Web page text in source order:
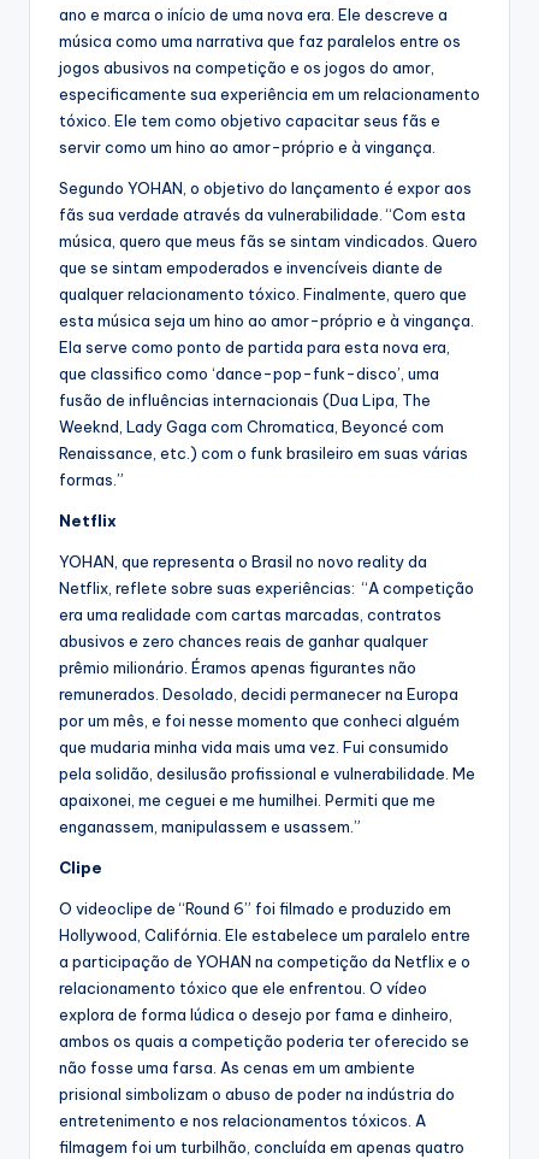
ano e marca o início de uma nova era. Ele descreve a
música como uma narrativa que faz paralelos entre os
jogos abusivos na competição e os jogos do amor,
especificamente sua experiência em um relacionamento
tóxico. Ele tem como objetivo capacitar seus fãs e
servir como um hino ao amor-próprio e à vingança.
Segundo YOHAN, o objetivo do lançamento é expor aos
fãs sua verdade através da vulnerabilidade. “Com esta
música, quero que meus fãs se sintam vindicados. Quero
que se sintam empoderados e invencíveis diante de
qualquer relacionamento tóxico. Finalmente, quero que
esta música seja um hino ao amor-próprio e à vingança.
Ela serve como ponto de partida para esta nova era,
que classifico como ‘dance-pop-funk-disco’, uma
fusão de influências internacionais (Dua Lipa, The
Weeknd, Lady Gaga com Chromatica, Beyoncé com
Renaissance, etc.) com o funk brasileiro em suas várias
formas.”
Netflix
YOHAN, que representa o Brasil no novo reality da
Netflix, reflete sobre suas experiências: “A competição
era uma realidade com cartas marcadas, contratos
abusivos e zero chances reais de ganhar qualquer
prêmio milionário. Éramos apenas figurantes não
remunerados. Desolado, decidi permanecer na Europa
por um mês, e foi nesse momento que conheci alguém
que mudaria minha vida mais uma vez. Fui consumido
pela solidão, desilusão profissional e vulnerabilidade. Me
apaixonei, me ceguei e me humilhei. Permiti que me
enganassem, manipulassem e usassem.”
Clipe
O videoclipe de “Round 6” foi filmado e produzido em
Hollywood, Califórnia. Ele estabelece um paralelo entre
a participação de YOHAN na competição da Netflix e o
relacionamento tóxico que ele enfrentou. O vídeo
explora de forma lúdica o desejo por fama e dinheiro,
ambos os quais a competição poderia ter oferecido se
não fosse uma farsa. As cenas em um ambiente
prisional simbolizam o abuso de poder na indústria do
entretenimento e nos relacionamentos tóxicos. A
filmagem foi um turbilhão, concluída em apenas quatro